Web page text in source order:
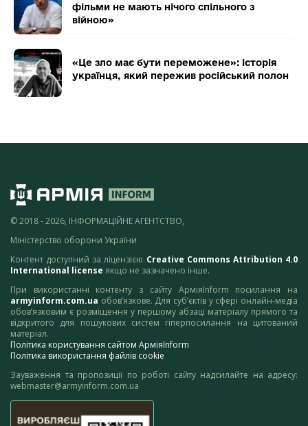
фільми не мають нічого спільного з
війною»
«Це зло має бути переможене»: історія
українця, який пережив російський полон
© 2018 - 2026, ІНФОРМАЦІЙНЕ АГЕНТСТВО,
Міністерство оборони України
Контент доступний за ліцензією Creative Commons Attribution 4.0
International license якщо не зазначено інше.
При використанні контенту з сайту АрміяInform посилання на
armyinform.com.ua обов’язкове. Для суб’єктів у сфері онлайн-медіа
обов’язковим є розміщення у першому абзаці матеріалу прямого та
відкритого для пошукових систем гіперпосилання на цитований
матеріал.
Політика користування сайтом АрміяInform
Політика використання файлів cookie
Зауваження та пропозиції по роботі сайту надсилайте на адресу:
webmaster@armyinform.com.ua